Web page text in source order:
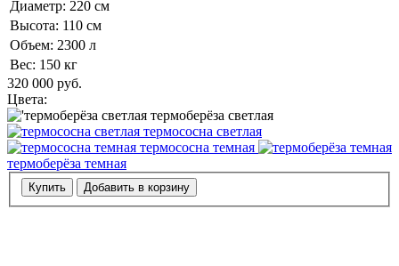
Диаметр: 220 см
Высота: 110 см
Объем: 2300 л
Вес: 150 кг
320 000 руб.
Цвета:
термоберёза светлая
термососна светлая
термососна темная
термоберёза темная
Купить Добавить в корзину